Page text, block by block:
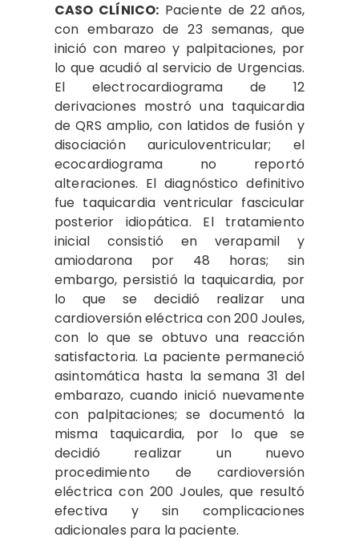
CASO CLÍNICO: Paciente de 22 años,
con embarazo de 23 semanas, que
inició con mareo y palpitaciones, por
lo que acudió al servicio de Urgencias.
El electrocardiograma de 12
derivaciones mostró una taquicardia
de QRS amplio, con latidos de fusión y
disociación auriculoventricular; el
ecocardiograma no reportó
alteraciones. El diagnóstico definitivo
fue taquicardia ventricular fascicular
posterior idiopática. El tratamiento
inicial consistió en verapamil y
amiodarona por 48 horas; sin
embargo, persistió la taquicardia, por
lo que se decidió realizar una
cardioversión eléctrica con 200 Joules,
con lo que se obtuvo una reacción
satisfactoria. La paciente permaneció
asintomática hasta la semana 31 del
embarazo, cuando inició nuevamente
con palpitaciones; se documentó la
misma taquicardia, por lo que se
decidió realizar un nuevo
procedimiento de cardioversión
eléctrica con 200 Joules, que resultó
efectiva y sin complicaciones
adicionales para la paciente.